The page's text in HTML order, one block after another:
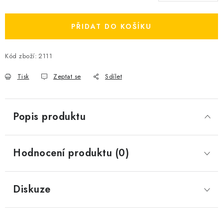
PŘIDAT DO KOŠÍKU
Kód zboží: 2111
Tisk Zeptat se Sdílet
Popis produktu
Hodnocení produktu (0)
Diskuze